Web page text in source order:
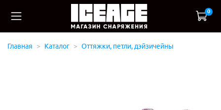
0
Главная Каталог Оттяжки, петли, дэйзичейны